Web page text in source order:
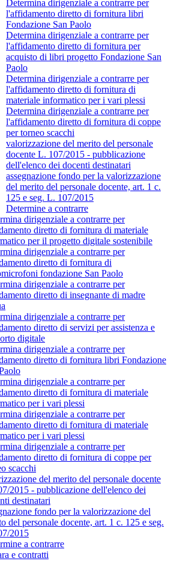
Determina dirigenziale a contrarre per
l'affidamento diretto di fornitura libri
Fondazione San Paolo
Determina dirigenziale a contrarre per
l'affidamento diretto di fornitura per
acquisto di libri progetto Fondazione San
Paolo
Determina dirigenziale a contrarre per
l'affidamento diretto di fornitura di
materiale informatico per i vari plessi
Determina dirigenziale a contrarre per
l'affidamento diretto di fornitura di coppe
per torneo scacchi
valorizzazione del merito del personale
docente L. 107/2015 - pubblicazione
dell'elenco dei docenti destinatari
assegnazione fondo per la valorizzazione
del merito del personale docente, art. 1 c.
125 e seg. L. 107/2015
Determine a contrarre
dirigenziale a contrarre per
diretto di fornitura di materiale
per il progetto digitale sostenibile
dirigenziale a contrarre per
diretto di fornitura di
fondazione San Paolo
dirigenziale a contrarre per
diretto di insegnante di madre
dirigenziale a contrarre per
diretto di servizi per assistenza e
digitale
dirigenziale a contrarre per
diretto di fornitura libri Fondazione
dirigenziale a contrarre per
diretto di fornitura di materiale
per i vari plessi
dirigenziale a contrarre per
diretto di fornitura di materiale
per i vari plessi
dirigenziale a contrarre per
diretto di fornitura di coppe per
scacchi
del merito del personale docente
2015 - pubblicazione dell'elenco dei
destinatari
fondo per la valorizzazione del
del personale docente, art. 1 c. 125 e seg.
2015
a contrarre
e contratti